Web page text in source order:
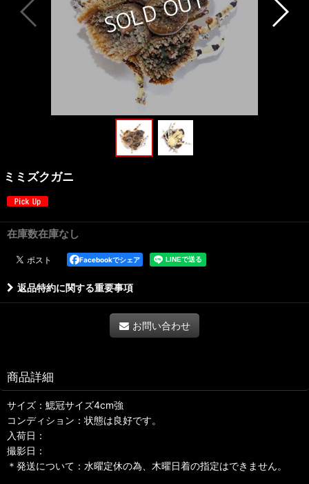
ミミズクガニ
在庫数在庫なし
Facebookでシェア
返品特約に関する重要事項
お問い合わせ
商品詳細
サイズ：鰓冠サイズ4cm強
コンディション：状態は良好です。
入荷日：
撮影日：
＊発送について：水曜定休の為、木曜日着の指定はできません。